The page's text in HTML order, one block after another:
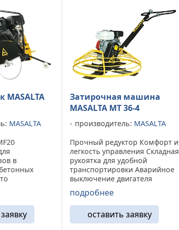
MASALTA
в
дорожных
при
для
рама —
Затирочная машина
MASALTA МТ 36-4
производитель: MASALTA
Прочный редуктор Комфорт и
легкость управления Складная
рукоятка для удобной
транспортировки Аварийное
выключение двигателя
Основные характеристики Тип
двигателя - Бензиновый,
Honda GX160 Мощность - 4,0
кВт (5,5 л.с.) Масса - 75 кг
Диаметр ротора - ...
подробнее
оставить заявку